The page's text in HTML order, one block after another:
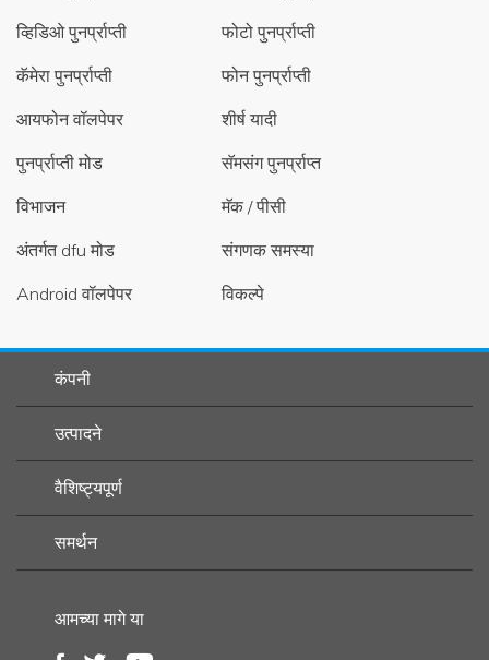
व्हिडिओ पुनर्प्राप्ती
फोटो पुनर्प्राप्ती
कॅमेरा पुनर्प्राप्ती
फोन पुनर्प्राप्ती
आयफोन वॉलपेपर
शीर्ष यादी
पुनर्प्राप्ती मोड
सॅमसंग पुनर्प्राप्त
विभाजन
मॅक / पीसी
अंतर्गत dfu मोड
संगणक समस्या
Android वॉलपेपर
विकल्पे
कंपनी
उत्पादने
वैशिष्ट्यपूर्ण
समर्थन
आमच्या मागे या